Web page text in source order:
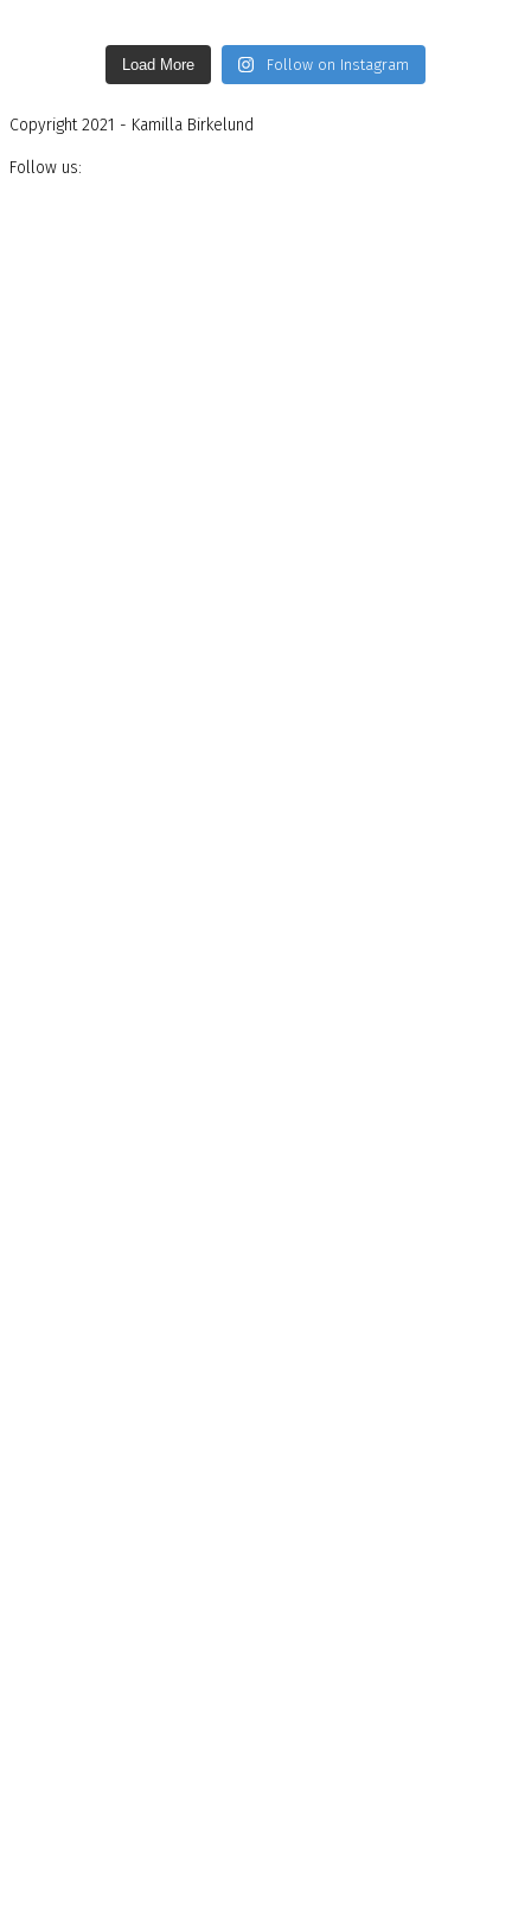
Load More Follow on Instagram
Copyright 2021 - Kamilla Birkelund
Follow us: